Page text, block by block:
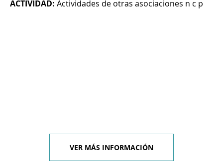
ACTIVIDAD: Actividades de otras asociaciones n c p
VER MÁS INFORMACIÓN